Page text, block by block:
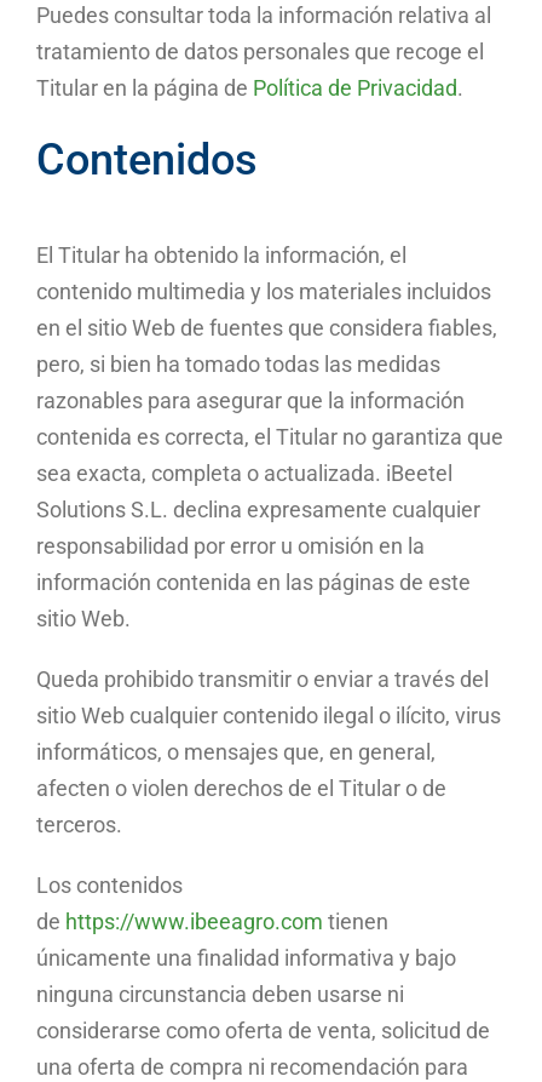
Puedes consultar toda la información relativa al
tratamiento de datos personales que recoge el
Titular en la página de Política de Privacidad.
Contenidos
El Titular ha obtenido la información, el
contenido multimedia y los materiales incluidos
en el sitio Web de fuentes que considera fiables,
pero, si bien ha tomado todas las medidas
razonables para asegurar que la información
contenida es correcta, el Titular no garantiza que
sea exacta, completa o actualizada. iBeetel
Solutions S.L. declina expresamente cualquier
responsabilidad por error u omisión en la
información contenida en las páginas de este
sitio Web.
Queda prohibido transmitir o enviar a través del
sitio Web cualquier contenido ilegal o ilícito, virus
informáticos, o mensajes que, en general,
afecten o violen derechos de el Titular o de
terceros.
Los contenidos
de https://www.ibeeagro.com tienen
únicamente una finalidad informativa y bajo
ninguna circunstancia deben usarse ni
considerarse como oferta de venta, solicitud de
una oferta de compra ni recomendación para